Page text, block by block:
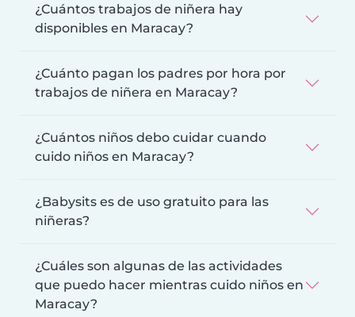
¿Cuántos trabajos de niñera hay
disponibles en Maracay?
¿Cuánto pagan los padres por hora por
trabajos de niñera en Maracay?
¿Cuántos niños debo cuidar cuando
cuido niños en Maracay?
¿Babysits es de uso gratuito para las
niñeras?
¿Cuáles son algunas de las actividades
que puedo hacer mientras cuido niños en
Maracay?